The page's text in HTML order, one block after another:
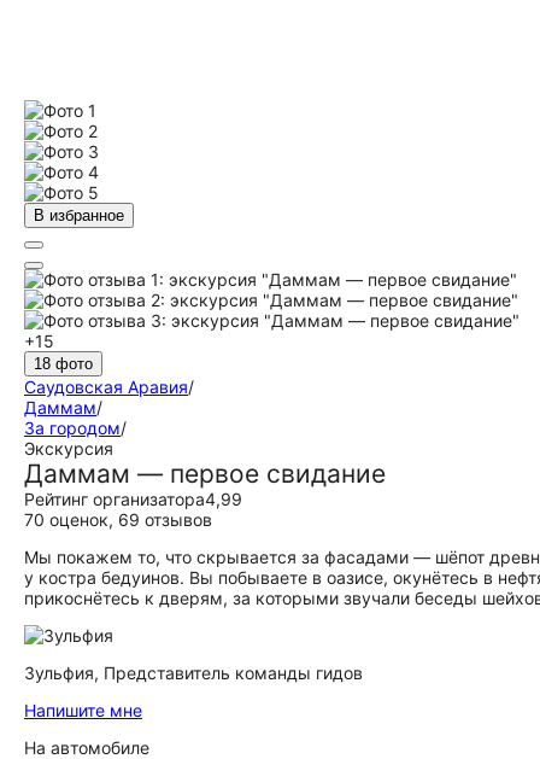
В избранное
+15
18 фото
Саудовская Аравия/
Даммам/
За городом/
Экскурсия
Даммам — первое свидание
Рейтинг организатора4,99
70 оценок, 69 отзывов
Мы покажем то, что скрывается за фасадами — шёпот
у костра бедуинов. Вы побываете в оазисе, окунётесь в
прикоснётесь к дверям, за которыми звучали беседы
Зульфия, Представитель команды гидов
Напишите мне
На автомобиле